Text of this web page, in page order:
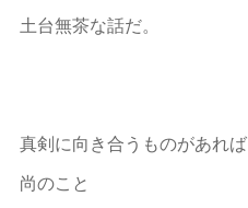
土台無茶な話だ。
真剣に向き合うものがあれば
尚のこと